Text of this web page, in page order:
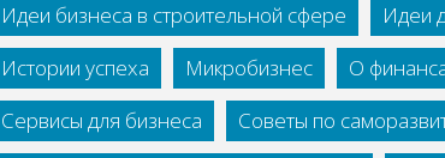
Идеи бизнеса в строительной сфере
Идеи
Истории успеха
Микробизнес О
Сервисы для бизнеса
Советы по